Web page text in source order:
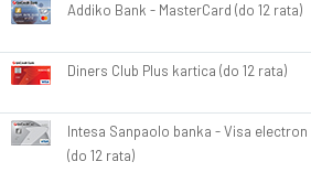
Addiko Bank - MasterCard (do 12 rata)
Diners Club Plus kartica (do 12 rata)
Intesa Sanpaolo banka - Visa electron
(do 12 rata)